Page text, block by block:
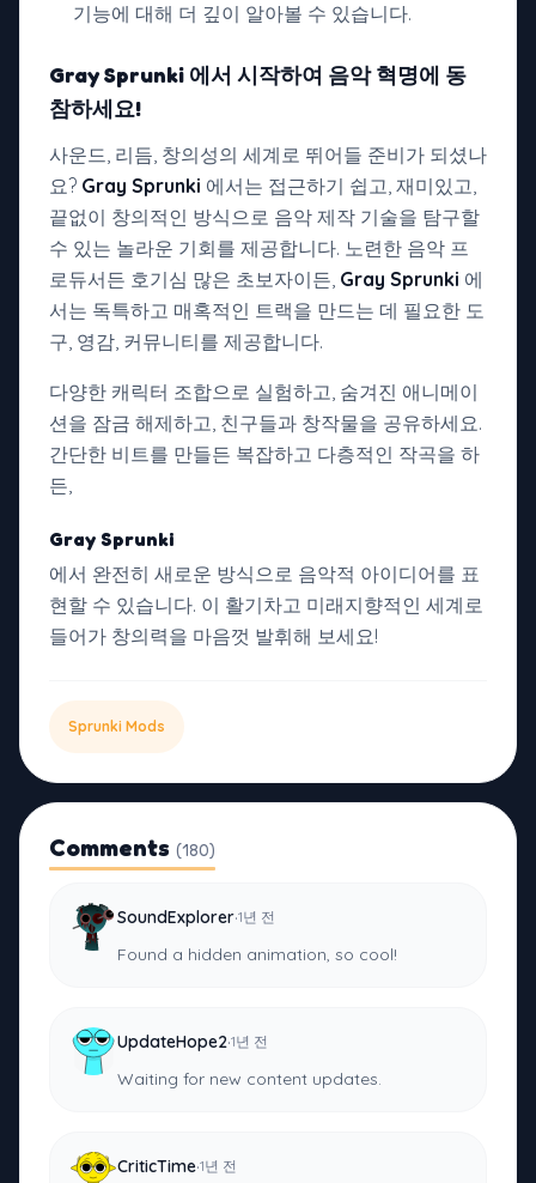
기능에 대해 더 깊이 알아볼 수 있습니다.
Gray Sprunki 에서 시작하여 음악 혁명에 동
참하세요!
사운드, 리듬, 창의성의 세계로 뛰어들 준비가 되셨나
요? Gray Sprunki 에서는 접근하기 쉽고, 재미있고,
끝없이 창의적인 방식으로 음악 제작 기술을 탐구할
수 있는 놀라운 기회를 제공합니다. 노련한 음악 프
로듀서든 호기심 많은 초보자이든, Gray Sprunki 에
서는 독특하고 매혹적인 트랙을 만드는 데 필요한 도
구, 영감, 커뮤니티를 제공합니다.
다양한 캐릭터 조합으로 실험하고, 숨겨진 애니메이
션을 잠금 해제하고, 친구들과 창작물을 공유하세요.
간단한 비트를 만들든 복잡하고 다층적인 작곡을 하
든,
Gray Sprunki
에서 완전히 새로운 방식으로 음악적 아이디어를 표
현할 수 있습니다. 이 활기차고 미래지향적인 세계로
들어가 창의력을 마음껏 발휘해 보세요!
Sprunki Mods
Comments (180)
SoundExplorer·1년 전
Found a hidden animation, so cool!
UpdateHope2·1년 전
Waiting for new content updates.
CriticTime·1년 전